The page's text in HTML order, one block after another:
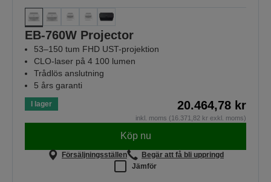
EB-760W Projector
53–150 tum FHD UST-projektion
CLO-laser på 4 100 lumen
Trådlös anslutning
5 års garanti
I lager 20.464,78 kr
inkl. moms (16.371,82 kr exkl. moms)
Köp nu
Försäljningsställen
Begär att få bli uppringd
Jämför